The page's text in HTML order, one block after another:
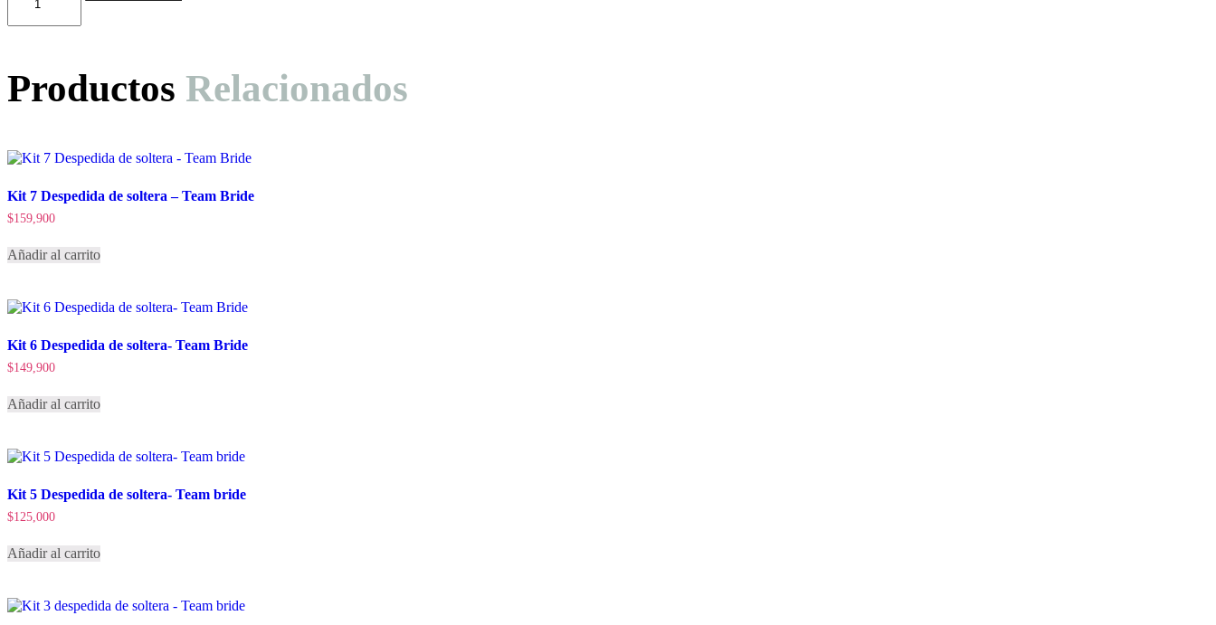
Team
bride
Productos Relacionados
Kit 7 Despedida de soltera – Team Bride
$159,900
Añadir al carrito
Kit 6 Despedida de soltera- Team Bride
$149,900
Añadir al carrito
Kit 5 Despedida de soltera- Team bride
$125,000
Añadir al carrito